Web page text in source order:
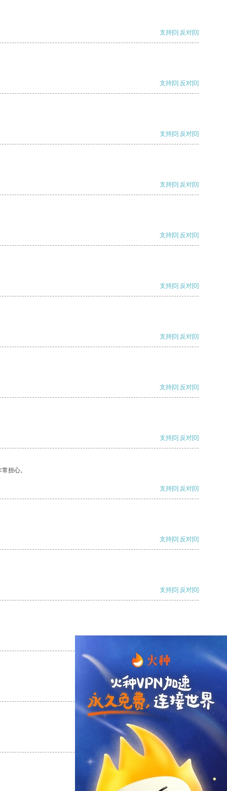
支持[0] 反对[0]
支持[0] 反对[0]
支持[0] 反对[0]
支持[0] 反对[0]
支持[0] 反对[0]
支持[0] 反对[0]
支持[0] 反对[0]
支持[0] 反对[0]
支持[0] 反对[0]
担心。
支持[0] 反对[0]
支持[0] 反对[0]
支持[0] 反对[0]
支持 [0] 反对 [0]
支持